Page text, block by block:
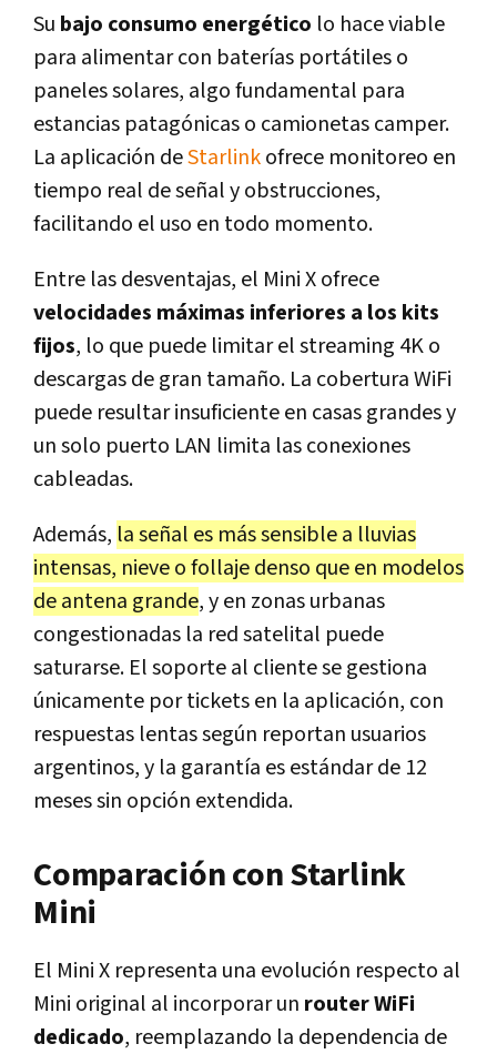
Su bajo consumo energético lo hace viable
para alimentar con baterías portátiles o
paneles solares, algo fundamental para
estancias patagónicas o camionetas camper.
La aplicación deStarlinkofrece monitoreo en
tiempo real de señal y obstrucciones,
facilitando el uso en todo momento.
Entre las desventajas, el Mini X ofrece
velocidades máximas inferiores a los kits
fijos, lo que puede limitar el streaming 4K o
descargas de gran tamaño. La cobertura WiFi
puede resultar insuficiente en casas grandes y
un solo puerto LAN limita las conexiones
cableadas.
Además, la señal es más sensible a lluvias
intensas, nieve o follaje denso que en modelos
de antena grande, y en zonas urbanas
congestionadas la red satelital puede
saturarse. El soporte al cliente se gestiona
únicamente por tickets en la aplicación, con
respuestas lentas según reportan usuarios
argentinos, y la garantía es estándar de 12
meses sin opción extendida.
Comparación con Starlink
Mini
El Mini X representa una evolución respecto al
Mini original al incorporar un router WiFi
dedicado, reemplazando la dependencia de